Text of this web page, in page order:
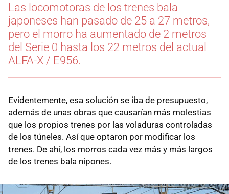
Las locomotoras de los trenes bala
japoneses han pasado de 25 a 27 metros,
pero el morro ha aumentado de 2 metros
del Serie 0 hasta los 22 metros del actual
ALFA-X / E956.
Evidentemente, esa solución se iba de presupuesto,
además de unas obras que causarían más molestias
que los propios trenes por las voladuras controladas
de los túneles. Así que optaron por modificar los
trenes. De ahí, los morros cada vez más y más largos
de los trenes bala nipones.